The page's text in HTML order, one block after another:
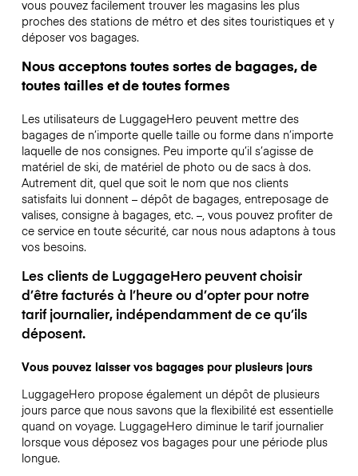
vous pouvez facilement trouver les magasins les plus
proches des stations de métro et des sites touristiques et y
déposer vos bagages.
Nous acceptons toutes sortes de bagages, de
toutes tailles et de toutes formes
Les utilisateurs de LuggageHero peuvent mettre des
bagages de n’importe quelle taille ou forme dans n’importe
laquelle de nos consignes. Peu importe qu’il s’agisse de
matériel de ski, de matériel de photo ou de sacs à dos.
Autrement dit, quel que soit le nom que nos clients
satisfaits lui donnent – dépôt de bagages, entreposage de
valises, consigne à bagages, etc. –, vous pouvez profiter de
ce service en toute sécurité, car nous nous adaptons à tous
vos besoins.
Les clients de LuggageHero peuvent choisir
d’être facturés à l’heure ou d’opter pour notre
tarif journalier, indépendamment de ce qu’ils
déposent.
Vous pouvez laisser vos bagages pour plusieurs jours
LuggageHero propose également un dépôt de plusieurs
jours parce que nous savons que la flexibilité est essentielle
quand on voyage. LuggageHero diminue le tarif journalier
lorsque vous déposez vos bagages pour une période plus
longue.